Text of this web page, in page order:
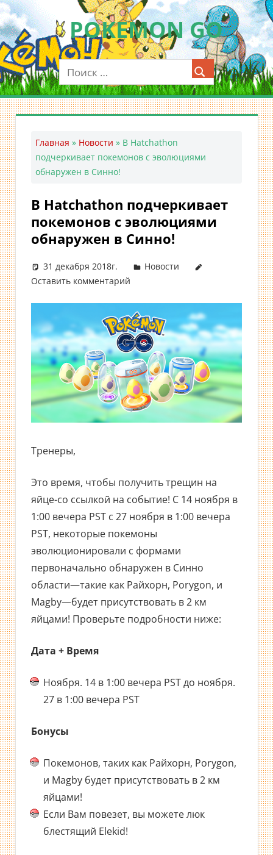
Перейти
к
содержимомуPOKEMON GO
Мобильное
приложение
для
ловли
Главная » Новости » В Hatchathon
подчеркивает покемонов с эволюциями
обнаружен в Синно!
В Hatchathon подчеркивает
покемонов с эволюциями
обнаружен в Синно!
31 декабря 2018г.
Новости
Оставить комментарий
Тренеры,
Это время, чтобы получить трещин на
яйце-со ссылкой на событие! С 14 ноября в
1:00 вечера PST с 27 ноября в 1:00 вечера
PST, некоторые покемоны
эволюционировали с формами
первоначально обнаружен в Синно
области—такие как Райхорн, Porygon, и
Magby—будет присутствовать в 2 км
яйцами! Проверьте подробности ниже:
Дата + Время
Ноября. 14 в 1:00 вечера PST до ноября.
27 в 1:00 вечера PST
Бонусы
Покемонов, таких как Райхорн, Porygon,
и Magby будет присутствовать в 2 км
яйцами!
Если Вам повезет, вы можете люк
блестящий Elekid!